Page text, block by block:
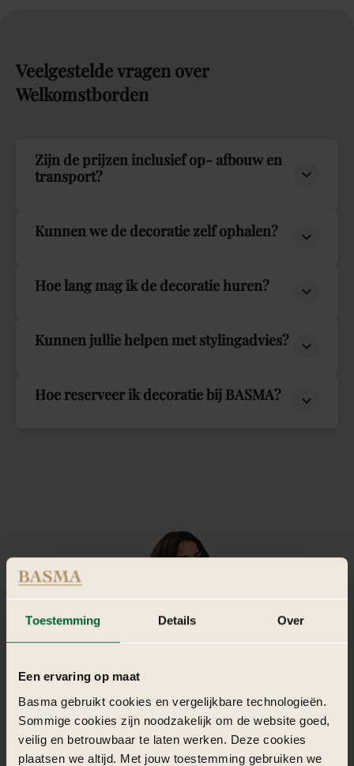
Toestemming Details Over
Een ervaring op maat
Basma gebruikt cookies en vergelijkbare technologieën.
Sommige cookies zijn noodzakelijk om de website goed,
veilig en betrouwbaar te laten werken. Deze cookies
plaatsen we altijd. Met jouw toestemming gebruiken we
Veelgesteldevragen over
Welkomstborden
Zijn de prijzen inclusief op- afbouw en
transport?
Kunnen we de decoratie zelf ophalen?
Hoe lang mag ik de decoratie huren?
Kunnen jullie helpen met stylingadvies?
Hoe reserveer ik decoratie bij BASMA?